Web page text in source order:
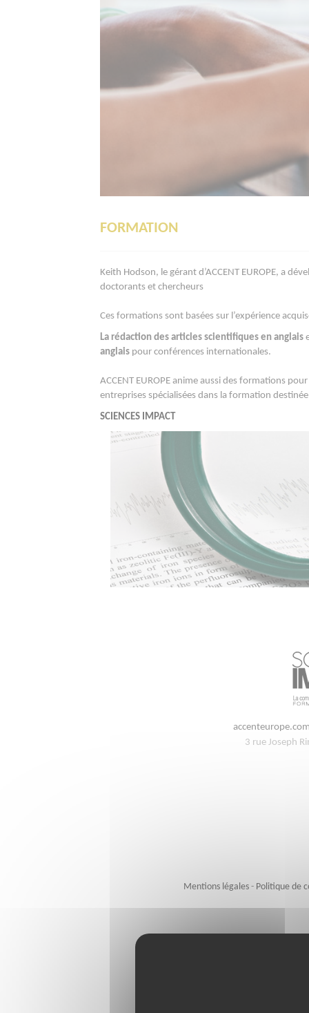
FORMATION
Keith Hodson, le gérant d’ACCENT EUROPE, a
doctorants et chercheurs
Ces formations sont basées sur l’expérience
La rédaction des articles scientifiques en anglais
anglais pour conférences internationales.
ACCENT EUROPE anime aussi des formations
entreprises spécialisées dans la formation
SCIENCES IMPACT
doctorants, chercheurs et ingénieurs
personne puisse comprendre leur travaux de
méthodologie utilisée les aide à devenir plus
- Etre capable d’exprimer des idées
en anglaisafin de créer des textes bien
3 rue Joseph
Mentions légales - Politique de